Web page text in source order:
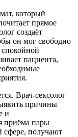
который
прямое
создаёт
он мог свободно
пациента,
Врач-сексолог
причины
и
приёма пары
получают